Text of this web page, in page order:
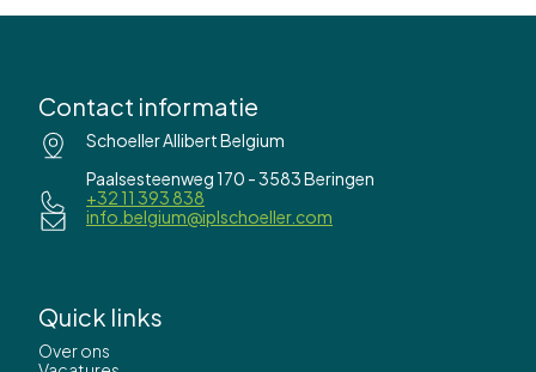
Contact informatie
Schoeller Allibert Belgium
Paalsesteenweg 170 - 3583 Beringen
+32 11 393 838
info.belgium@iplschoeller.com
Quick links
Over ons